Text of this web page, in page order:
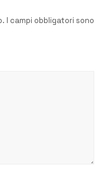
I campi obbligatori sono